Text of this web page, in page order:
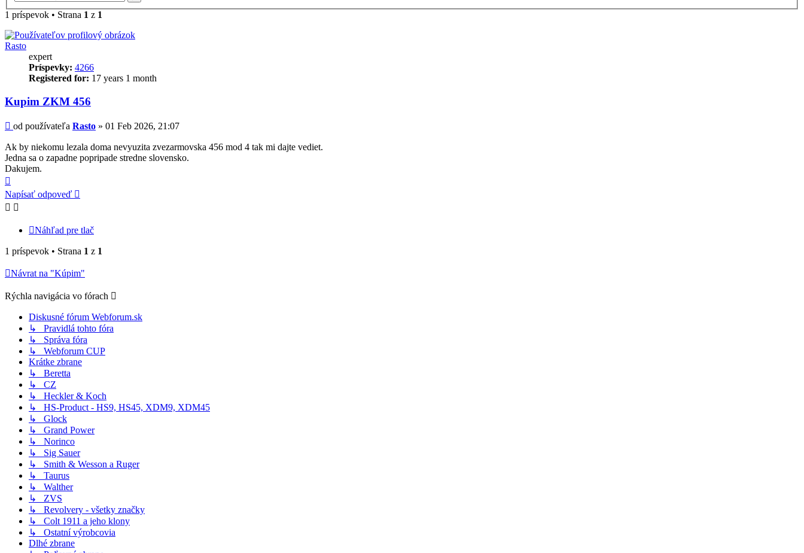
1 príspevok • Strana 1 z 1
Rasto
expert
Príspevky: 4266
Registered for: 17 years 1 month
Kupim ZKM 456
Príspevok
od používateľa Rasto » 01 Feb 2026, 21:07
Ak by niekomu lezala doma nevyuzita zvezarmovska 456 mod 4 tak mi dajte vediet.
Jedna sa o zapadne popripade stredne slovensko.
Dakujem.
Napísať odpoveď
Náhľad pre tlač
1 príspevok • Strana 1 z 1
Návrat na "Kúpim"
Rýchla navigácia vo fórach
Diskusné fórum Webforum.sk
↳ Pravidlá tohto fóra
↳ Správa fóra
↳ Webforum CUP
Krátke zbrane
↳ Beretta
↳ CZ
↳ Heckler & Koch
↳ HS-Product - HS9, HS45, XDM9, XDM45
↳ Glock
↳ Grand Power
↳ Norinco
↳ Sig Sauer
↳ Smith & Wesson a Ruger
↳ Taurus
↳ Walther
↳ ZVS
↳ Revolvery - všetky značky
↳ Colt 1911 a jeho klony
↳ Ostatní výrobcovia
Dlhé zbrane